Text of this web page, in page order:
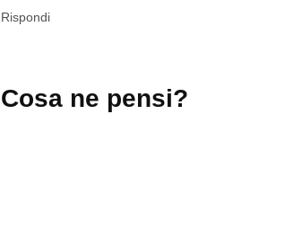
Rispondi
un
Cosa ne pensi?